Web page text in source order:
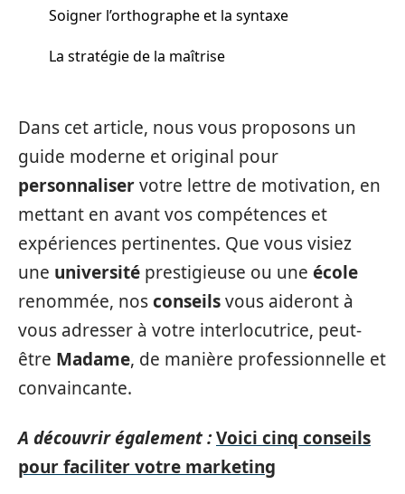
Soigner l’orthographe et la syntaxe
La stratégie de la maîtrise
Dans cet article, nous vous proposons un
guide moderne et original pour
personnaliservotre lettre de motivation, en
mettant en avant vos compétences et
expériences pertinentes. Que vous visiez
une université prestigieuse ou une école
renommée, nosconseilsvous aideront à
vous adresser à votre interlocutrice, peut-
être Madame, de manière professionnelle et
convaincante.
A découvrir également :Voici cinq conseils
pour faciliter votre marketing